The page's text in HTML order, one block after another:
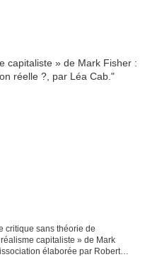
critique sans théorie de
capitaliste » de Mark
élaborée par Robert